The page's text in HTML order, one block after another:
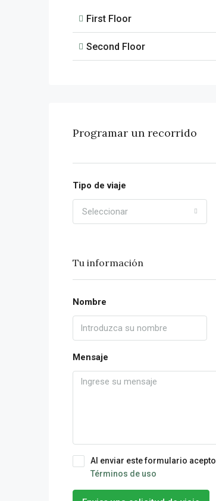
First Floor
Second Floor
Programar un recorrido
Tipo de viaje
Seleccionar
Tu información
Nombre
Mensaje
Al enviar este formulario acepto
Términos de uso